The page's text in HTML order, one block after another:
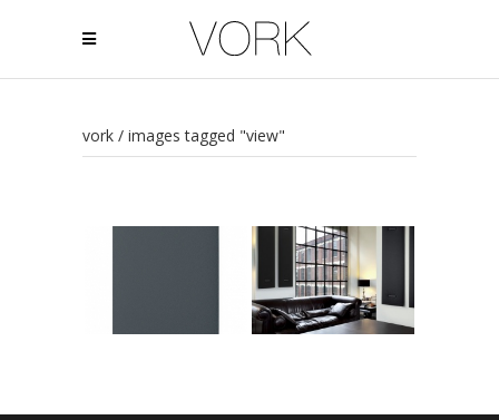
vork / images tagged "view"